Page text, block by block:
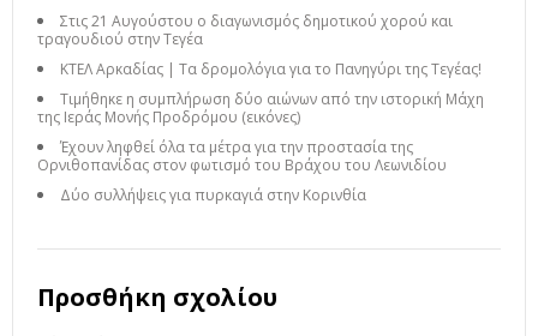
Στις 21 Αυγούστου ο διαγωνισμός δημοτικού χορού και
τραγουδιού στην Τεγέα
ΚΤΕΛ Αρκαδίας | Τα δρομολόγια για το Πανηγύρι της Τεγέας!
Τιμήθηκε η συμπλήρωση δύο αιώνων από την ιστορική Μάχη
της Ιεράς Μονής Προδρόμου (εικόνες)
Έχουν ληφθεί όλα τα μέτρα για την προστασία της
Ορνιθοπανίδας στον φωτισμό του Βράχου του Λεωνιδίου
Δύο συλλήψεις για πυρκαγιά στην Κορινθία
Προσθήκη σχολίου